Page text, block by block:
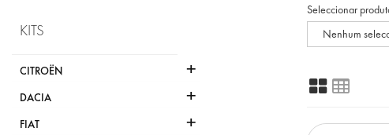
KITS
CITROËN +
DACIA +
FIAT +
Seleccionar
Nenhum